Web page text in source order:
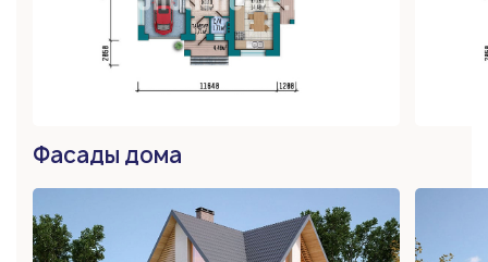
Фасады дома